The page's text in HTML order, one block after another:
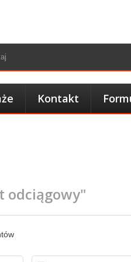
Kontakt
odciągowy"